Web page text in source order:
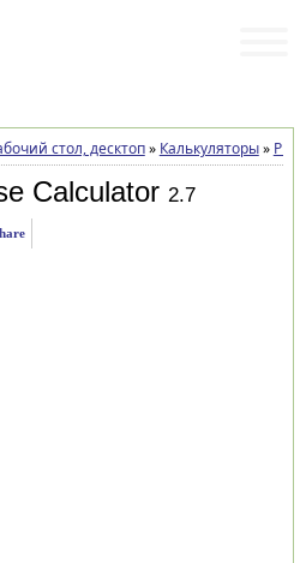
стол, десктоп» Калькуляторы»
Calculator 2.7